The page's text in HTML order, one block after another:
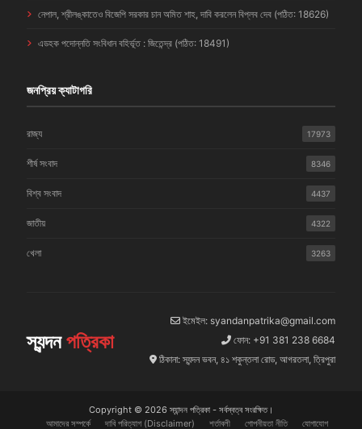
নেপাল, শ্রীলঙ্কাতেও বিজেপি সরকার চান অমিত শাহ, দাবি করলেন বিপ্লব দেব (পঠিত: 18626)
এডহক পদোন্নতি সংবিধান বহির্ভূত : জিতেন্দ্র (পঠিত: 18491)
জনপ্রিয় ক্যাটাগরি
রাজ্য 17973
শীর্ষ সংবাদ 8346
বিশ্ব সংবাদ 4437
জাতীয় 4322
খেলা 3263
স্যন্দনপত্রিকা
ইমেইল: syandanpatrika@gmail.com
ফোন: +91 381 238 6684
ঠিকানা: স্যন্দন ভবন, ৪১ শকুন্তলা রোড, আগরতলা, ত্রিপুরা
Copyright © 2026 স্যান্দন পত্রিকা - সর্বস্বত্ব সংরক্ষিত।
আমাদের সম্পর্কে
দাবি পরিত্যাগ (Disclaimer) শর্তাবলী গোপনীয়তা নীতি যোগাযোগ